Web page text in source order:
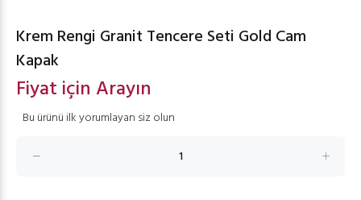
Krem Rengi Granit Tencere Seti Gold Cam
Kapak
Fiyat için Arayın
Bu ürünü ilk yorumlayan siz olun